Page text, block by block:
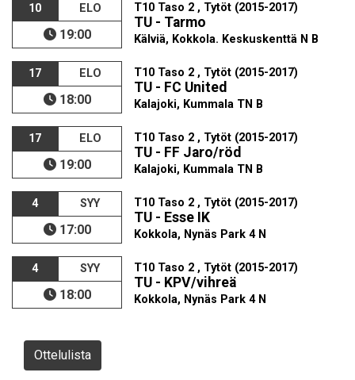
10 ELO
19:00
T10 Taso 2 , Tytöt (2015-2017)
TU - Tarmo
Kälviä, Kokkola. Keskuskenttä N B
17 ELO
18:00
T10 Taso 2 , Tytöt (2015-2017)
TU - FC United
Kalajoki, Kummala TN B
17 ELO
19:00
T10 Taso 2 , Tytöt (2015-2017)
TU - FF Jaro/röd
Kalajoki, Kummala TN B
4 SYY
17:00
T10 Taso 2 , Tytöt (2015-2017)
TU - Esse IK
Kokkola, Nynäs Park 4 N
4 SYY
18:00
T10 Taso 2 , Tytöt (2015-2017)
TU - KPV/vihreä
Kokkola, Nynäs Park 4 N
Ottelulista